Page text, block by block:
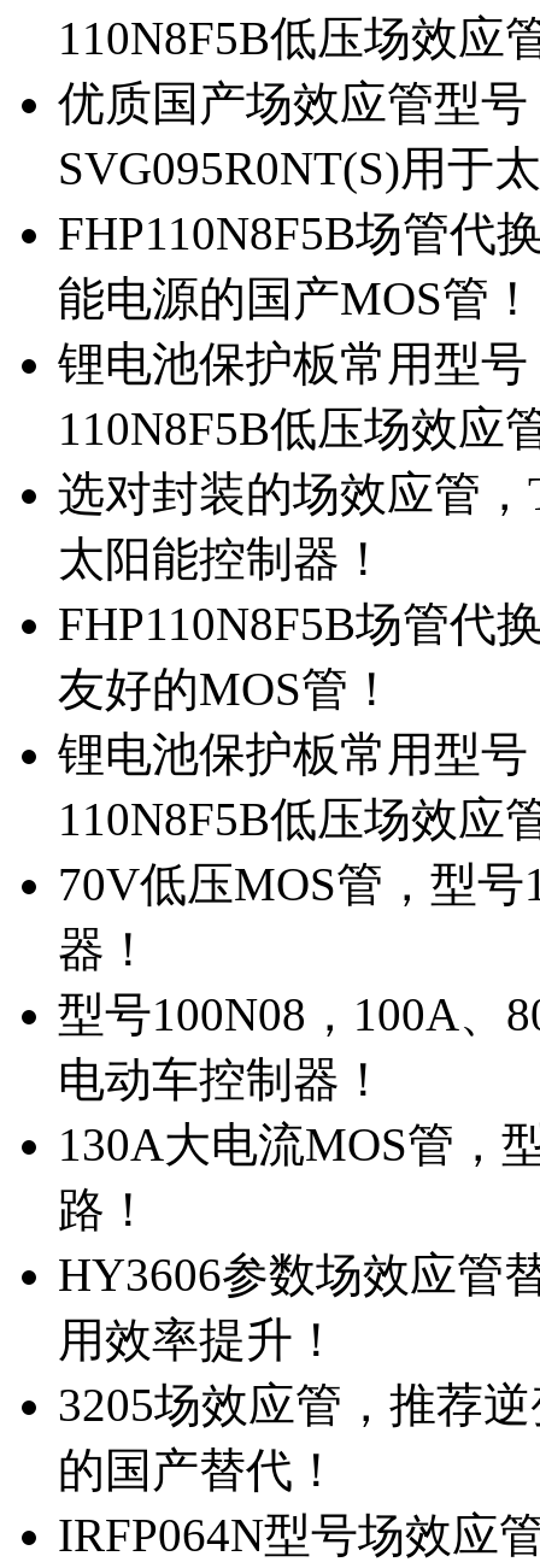
110N8F5B低压场效应
优质国产场效应管型
SVG095R0NT(S)用于
FHP110N8F5B场管代
能电源的国产MOS管！
锂电池保护板常用型
110N8F5B低压场效应
选对封装的场效应管
太阳能控制器！
FHP110N8F5B场管代
友好的MOS管！
锂电池保护板常用型
110N8F5B低压场效应
70V低压MOS管，型
器！
型号100N08，100A、
电动车控制器！
130A大电流MOS管，
路！
HY3606参数场效应管
用效率提升！
3205场效应管，推荐
的国产替代！
IRFP064N型号场效应